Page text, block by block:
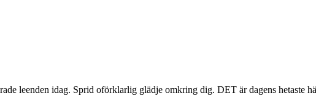
leenden idag. Sprid oförklarlig glädje omkring dig. DET är dagens hetaste